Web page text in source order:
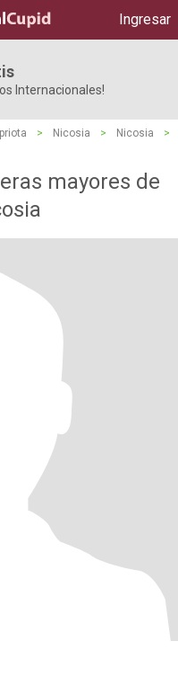
Ingresar
Internacionales!
> Nicosia > Nicosia
>
mayores de